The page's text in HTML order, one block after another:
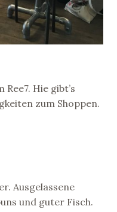
Hie gibt’s
zum Shoppen.
Ausgelassene
und guter Fisch.